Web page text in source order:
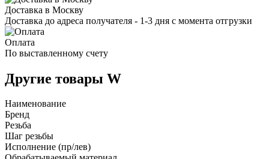
Доставка в Москву
Доставка до адреса получателя - 1-3 дня с момента отгрузки
Оплата
По выставленному счету
Другие товары W
Наименование
Бренд
Резьба
Шаг резьбы
Исполнение (пр/лев)